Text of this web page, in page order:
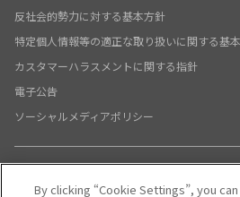
反社会的勢力に対する基本方針
特定個人情報等の適正な取り扱いに関する基
カスタマーハラスメントに関する指針
電子公告
ソーシャルメディアポリシー
By clicking “Cookie Settings”, you